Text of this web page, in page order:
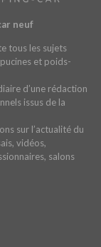
neuf
tous les sujets
et poids-
d’une rédaction
issus de la
sur l’actualité du
vidéos,
salons